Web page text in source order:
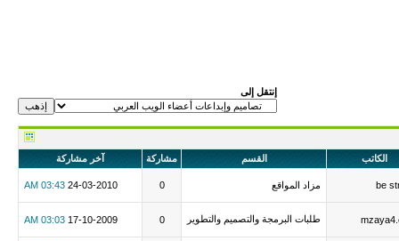
إنتقل إلى
الكاتب القسم مشاركة آخر مشاركة
be مزاد المواقع 0
24-03-2010
03:43 AM
طلبات البرمجة والتصميم والتطوير 0
17-10-2009
03:03 AM